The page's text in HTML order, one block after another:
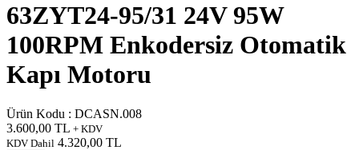
63ZYT24-95/31 24V 95W
100RPM Enkodersiz Otomatik
Kapı Motoru
Ürün Kodu : DCASN.008
3.600,00 TL + KDV
KDV Dahil 4.320,00 TL